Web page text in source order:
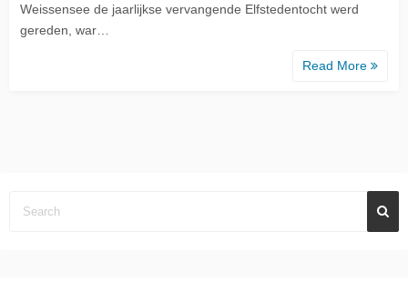
Weissensee de jaarlijkse vervangende Elfstedentocht werd
gereden, war…
Read More